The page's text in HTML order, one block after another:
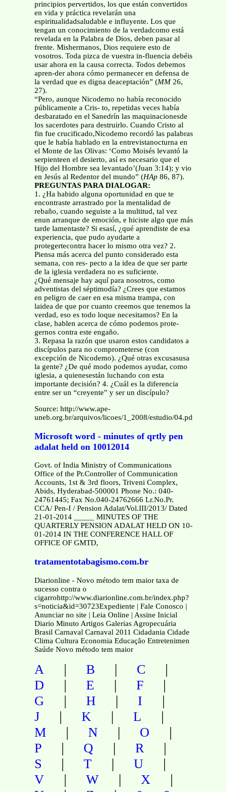
principios pervertidos, los que están convertidos
en vida y práctica revelarán una
espiritualidadsaludable e influyente. Los que
tengan un conocimiento de la verdadcomo está
revelada en la Palabra de Dios, deben pasar al
frente. Mishermanos, Dios requiere esto de
vosotros. Toda pizca de vuestra in-fluencia debéis
usar ahora en la causa correcta. Todos debemos
apren-der ahora cómo permanecer en defensa de
la verdad que es digna deaceptación” (MM 26,
27).
“Pero, aunque Nicodemo no había reconocido
públicamente a Cris- to, repetidas veces había
desbaratado en el Sanedrín las maquinacionesde
los sacerdotes para destruirlo. Cuando Cristo al
fin fue crucificado,Nicodemo recordó las palabras
que le había hablado en la entrevistanocturna en
el Monte de las Olivas: ‘Como Moisés levantó la
serpienteen el desierto, así es necesario que el
Hijo del Hombre sea levantado’(Juan 3:14); y vio
en Jesús al Redentor del mundo” (HAp 86, 87).
PREGUNTAS PARA DIALOGAR:
1. ¿Ha habido alguna oportunidad en que te
encontraste arrastrado por la mentalidad de
rebaño, cuando seguiste a la multitud, tal vez
enun arranque de emoción, e hiciste algo que más
tarde lamentaste? Si esasí, ¿qué aprendiste de esa
experiencia, que pudo ayudarte a
protegertecontra hacer lo mismo otra vez? 2.
Piensa más acerca del punto considerado esta
semana, con res- pecto a la idea de que ser parte
de la iglesia verdadera no es suficiente.
¿Qué mensaje hay aquí para nosotros, como
adventistas del séptimodía? ¿Crees que estamos
en peligro de caer en esa misma trampa, con
laidea de que por cuanto creemos que tenemos la
verdad, eso es todo loque necesitamos? En la
clase, hablen acerca de cómo podemos prote-
gernos contra este engaño.
3. Repasa la razón que usaron estos candidatos a
discípulos para no comprometerse (con
excepción de Nicodemo). ¿Qué otras excusasusa
la gente? ¿De qué modo podemos ayudar, como
iglesia, a quienesestán luchando con esta
importante decisión? 4. ¿Cuál es la diferencia
entre ser un “creyente” y ser un discípulo?
Source: http://www.ape-
uneb.org.br/arquivos/licoes/1_2008/estudio/04.pdf
Microsoft word - minutes of qrtly pen
adalat held on 10012014
Govt. of India Ministry of Communications
Office of the Pr.Controller of Communication
Accounts, 1st & 3rd floors, Triveni Complex,
Abids, Hyderabad-500001 Phone No.: 040-
24761445; Fax No.040-24762666 Lr.No.Pr.
CCA/ Pen-I / Pension Adalat/Vol.III/2013/ Dated
21-01-2014 _____ MINUTES OF THE
QUARTERLY PENSION ADALAT HELD ON 10-
01-2014 IN THE CONFERENCE HALL OF
OFFICE OF GMTD,
tratamentotabagismo.com.br
Diarionline - Novo método tem maior taxa de
sucesso contra o
cigarrohttp://www.diarionline.com.br/index.php?
s=noticia&id=30723Expediente | Fale Conosco |
Anunciar no site | Leia Online | Assine Inicial
Diario Minuto Artigos Galerias Agropecuária
Brasil Carnaval Carnaval 2011 Cidadania Cidade
Clima Cultura Economia Educação Entretenimen
Saúde Novo método tem maior
A | B | C |
D | E | F |
G | H | I |
J | K | L |
M | N | O |
P | Q | R |
S | T | U |
V | W | X |